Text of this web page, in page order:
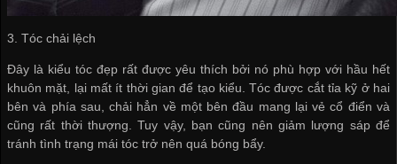
3. Tóc chải lệch
Đây là kiểu tóc đẹp rất được yêu thích bởi nó phù hợp với hầu hết
khuôn mặt, lại mất ít thời gian để tạo kiểu. Tóc được cắt tỉa kỹ ở hai
bên và phía sau, chải hẳn về một bên đầu mang lại vẻ cổ điển và
cũng rất thời thượng. Tuy vậy, bạn cũng nên giảm lượng sáp để
tránh tình trạng mái tóc trở nên quá bóng bẩy.